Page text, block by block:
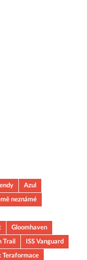
Azul
neznámé
Gloomhaven
Trail
ISS Vanguard
Teraformace